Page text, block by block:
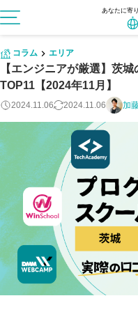
あなたに寄
コラム エリア
【エンジニアが厳選】茨
TOP11【2024年11月】
2024.11.06 2024.11.06 加